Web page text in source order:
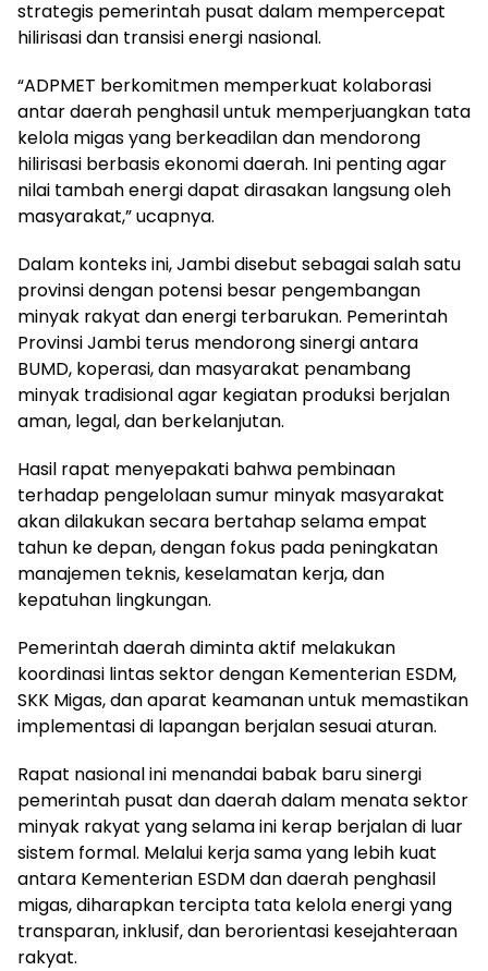
strategis pemerintah pusat dalam mempercepat
hilirisasi dan transisi energi nasional.
“ADPMET berkomitmen memperkuat kolaborasi
antar daerah penghasil untuk memperjuangkan tata
kelola migas yang berkeadilan dan mendorong
hilirisasi berbasis ekonomi daerah. Ini penting agar
nilai tambah energi dapat dirasakan langsung oleh
masyarakat,” ucapnya.
Dalam konteks ini, Jambi disebut sebagai salah satu
provinsi dengan potensi besar pengembangan
minyak rakyat dan energi terbarukan. Pemerintah
Provinsi Jambi terus mendorong sinergi antara
BUMD, koperasi, dan masyarakat penambang
minyak tradisional agar kegiatan produksi berjalan
aman, legal, dan berkelanjutan.
Hasil rapat menyepakati bahwa pembinaan
terhadap pengelolaan sumur minyak masyarakat
akan dilakukan secara bertahap selama empat
tahun ke depan, dengan fokus pada peningkatan
manajemen teknis, keselamatan kerja, dan
kepatuhan lingkungan.
Pemerintah daerah diminta aktif melakukan
koordinasi lintas sektor dengan Kementerian ESDM,
SKK Migas, dan aparat keamanan untuk memastikan
implementasi di lapangan berjalan sesuai aturan.
Rapat nasional ini menandai babak baru sinergi
pemerintah pusat dan daerah dalam menata sektor
minyak rakyat yang selama ini kerap berjalan di luar
sistem formal. Melalui kerja sama yang lebih kuat
antara Kementerian ESDM dan daerah penghasil
migas, diharapkan tercipta tata kelola energi yang
transparan, inklusif, dan berorientasi kesejahteraan
rakyat.